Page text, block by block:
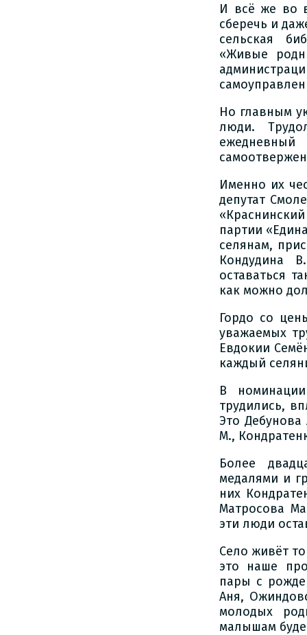
И всё же во
сберечь и
сельская
«Живые
Но главным
люди.
Именно их
депутат
партии
селянам,
Кондудина
оставаться
как можно
Гордо со
уважаемых
Евдокии
каждый
В
трудились,
Это
М.,
Более
медалями и
них
Матросова
эти люди
Село живёт
это наше
пары с
Аня,
молодых
малышам